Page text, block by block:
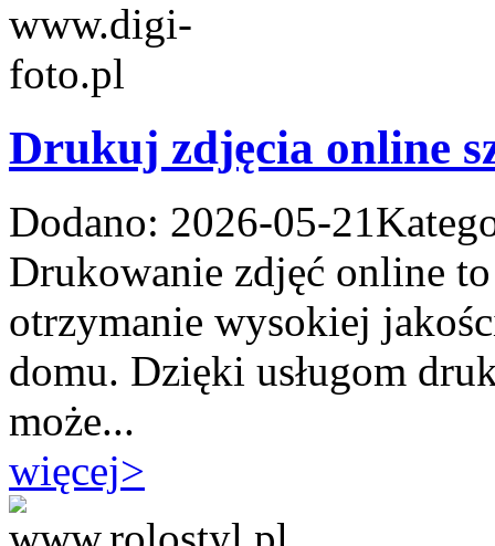
Drukuj zdjęcia online
Dodano: 2026-05-21
Drukowanie zdjęć online
otrzymanie wysokiej
domu. Dzięki usługom
może...
więcej>